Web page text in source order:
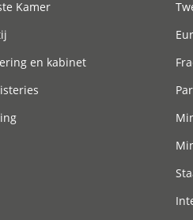
Kamer
en kabinet